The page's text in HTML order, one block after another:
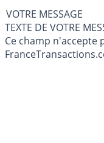
VOTRE MESSAGE
Ce champ n'accepte